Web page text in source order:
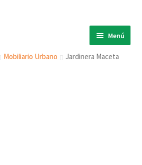
Menú
Mobiliario Urbano
Jardinera Maceta